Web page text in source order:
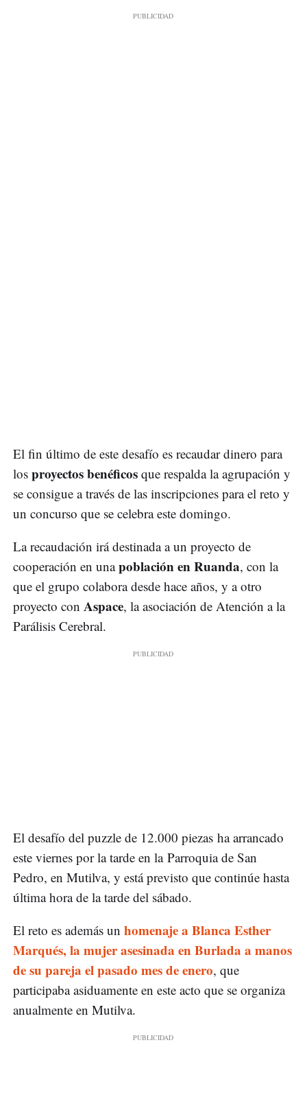
El fin último de este desafío es recaudar dinero para
los proyectos benéficos que respalda la agrupación y
se consigue a través de las inscripciones para el reto y
un concurso que se celebra este domingo.
La recaudación irá destinada a un proyecto de
cooperación en unapoblación en Ruanda, con la
que el grupo colabora desde hace años, y a otro
proyecto con Aspace, la asociación de Atención a la
Parálisis Cerebral.
El desafío del puzzle de 12.000 piezas ha arrancado
este viernes por la tarde en la Parroquia de San
Pedro, en Mutilva, y está previsto que continúe hasta
última hora de la tarde del sábado.
El reto es además un homenaje a Blanca Esther
Marqués, la mujer asesinada en Burlada a manos
de su pareja el pasado mes de enero, que
participaba asiduamente en este acto que se organiza
anualmente en Mutilva.